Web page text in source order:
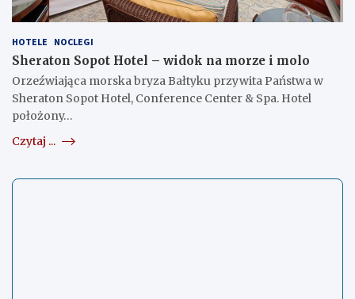
HOTELE NOCLEGI
Sheraton Sopot Hotel – widok na morze i molo
Orzeźwiająca morska bryza Bałtyku przywita Państwa w
Sheraton Sopot Hotel, Conference Center & Spa. Hotel
położony…
Czytaj ...